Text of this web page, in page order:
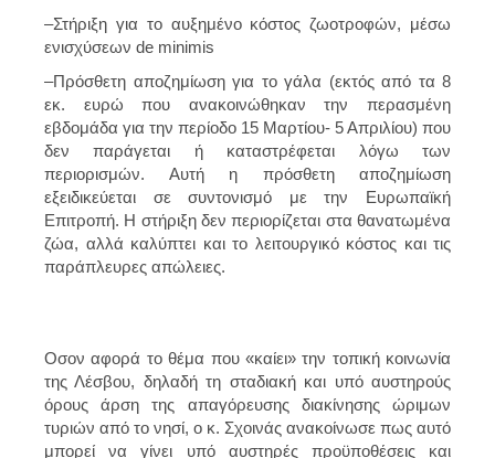
–Στήριξη για το αυξημένο κόστος ζωοτροφών, μέσω
ενισχύσεων de minimis
–Πρόσθετη αποζημίωση για το γάλα (εκτός από τα 8
εκ. ευρώ που ανακοινώθηκαν την περασμένη
εβδομάδα για την περίοδο 15 Μαρτίου- 5 Απριλίου) που
δεν παράγεται ή καταστρέφεται λόγω των
περιορισμών. Αυτή η πρόσθετη αποζημίωση
εξειδικεύεται σε συντονισμό με την Ευρωπαϊκή
Επιτροπή. Η στήριξη δεν περιορίζεται στα θανατωμένα
ζώα, αλλά καλύπτει και το λειτουργικό κόστος και τις
παράπλευρες απώλειες.
Οσον αφορά το θέμα που «καίει» την τοπική κοινωνία
της Λέσβου, δηλαδή τη σταδιακή και υπό αυστηρούς
όρους άρση της απαγόρευσης διακίνησης ώριμων
τυριών από το νησί, ο κ. Σχοινάς ανακοίνωσε πως αυτό
μπορεί να γίνει υπό αυστηρές προϋποθέσεις και